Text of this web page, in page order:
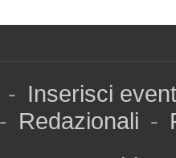
- Inserisci
- Redazionali -